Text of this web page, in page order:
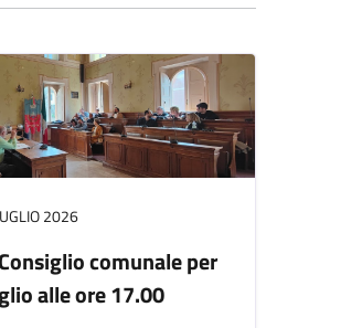
2026
comunale per
alle ore 17.00